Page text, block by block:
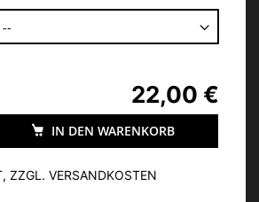
IN DEN WARENKORB
22,00 €
ZZGL. VERSANDKOSTEN